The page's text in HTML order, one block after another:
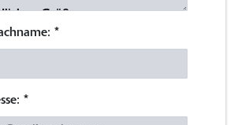
*
*